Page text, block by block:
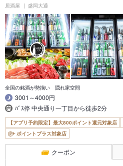
居酒屋 盛岡大通
全国の銘酒が勢揃い 隠れ家空間
3001～4000円
ﾊﾞｽ停 中央通り一丁目から徒歩2分
【アプリ予約限定】最大800ポイント還元対象店
ポイントプラス対象店
クーポン